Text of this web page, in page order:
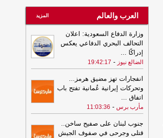
تحرك دولي حازم لوقف هجمات الحوثيين
وتجفيف مصادر تمويلهم وتسليحهم لحماية
الملاحة الدولية-
18:23
قرار لمحافظ البنك المركزي
اليمني بوقف تراخيص 3 منشآت صرافة
وإغلاق مقراتها -مأرب برس
18:23
انطلاقة رسمية لموسم الحج في
اليمن.. الوادعي يشيد بروح الفريق الواحد
ويؤكد الالتزام بالشفافية
18:23
قرار لمحافظ البنك المركزي
اليمني بوقف تراخيص 3 منشآت صرافة
وإغلاق مقراتها
- مأرب برس
العرب والعالم المزيد
وزارة الدفاع السعودية: اعلان
التحالف البحري الدفاعي يعكس
إدراكًا ...
الضالع نيوز -
19:42:17
انفجارات تهز مضيق هرمز...
وتحركات إيرانية عُمانية تفتح باب
اتفاق ...
مأرب برس -
11:03:36
جنوب لبنان على صفيح ساخن..
قتلى وجرحى في صفوف الجيش